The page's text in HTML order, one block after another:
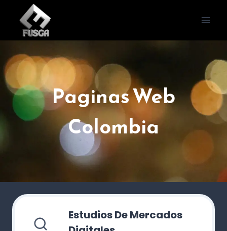
contenido
Paginas Web
Colombia
Estudios De Mercados